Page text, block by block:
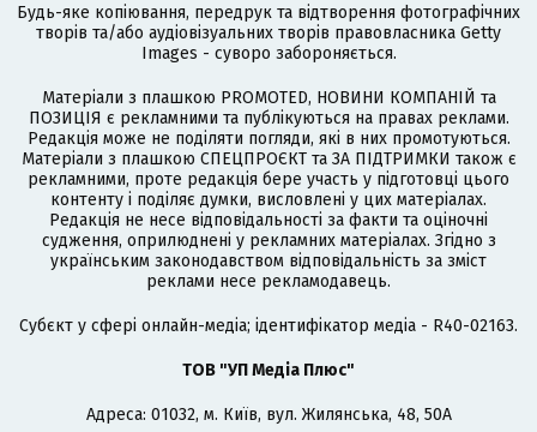
Будь-яке копіювання, передрук та відтворення фотографічних
творів та/або аудіовізуальних творів правовласника Getty
Images - суворо забороняється.
Матеріали з плашкою PROMOTED, НОВИНИ КОМПАНІЙ та
ПОЗИЦІЯ є рекламними та публікуються на правах реклами.
Редакція може не поділяти погляди, які в них промотуються.
Матеріали з плашкою СПЕЦПРОЄКТ та ЗА ПІДТРИМКИ також є
рекламними, проте редакція бере участь у підготовці цього
контенту і поділяє думки, висловлені у цих матеріалах.
Редакція не несе відповідальності за факти та оціночні
судження, оприлюднені у рекламних матеріалах. Згідно з
українським законодавством відповідальність за зміст
реклами несе рекламодавець.
Cубєкт у сфері онлайн-медіа; ідентифікатор медіа - R40-02163.
ТОВ "УП Медіа Плюс"
Адреса: 01032, м. Київ, вул. Жилянська, 48, 50А